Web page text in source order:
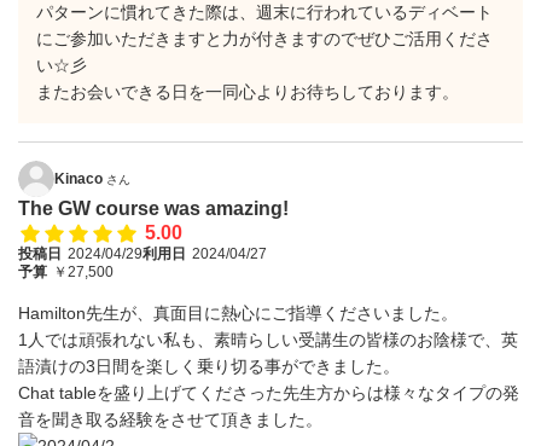
パターンに慣れてきた際は、週末に行われているディベート
にご参加いただきますと力が付きますのでぜひご活用くださ
い☆彡
またお会いできる日を一同心よりお待ちしております。
Kinaco さん
The GW course was amazing!
5.00
投稿日 2024/04/29利用日 2024/04/27
予算 ￥27,500
Hamilton先生が、真面目に熱心にご指導くださいました。
1人では頑張れない私も、素晴らしい受講生の皆様のお陰様で、英
語漬けの3日間を楽しく乗り切る事ができました。
Chat tableを盛り上げてくださった先生方からは様々なタイプの発
音を聞き取る経験をさせて頂きました。